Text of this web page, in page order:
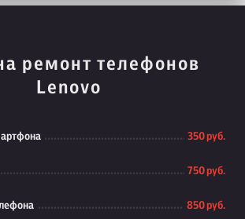
ремонт телефонов
Lenovo
350 руб.
750 руб.
850 руб.